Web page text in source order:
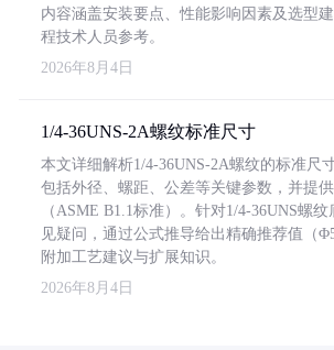
内容涵盖安装要点、性能影响因素及选型
程技术人员参考。
2026年8月4日
1/4-36UNS-2A螺纹标准尺寸
本文详细解析1/4-36UNS-2A螺纹的标准尺
包括外径、螺距、公差等关键参数，并提
（ASME B1.1标准）。针对1/4-36UNS螺
见疑问，通过公式推导给出精确推荐值（
附加工艺建议与扩展知识。
2026年8月4日